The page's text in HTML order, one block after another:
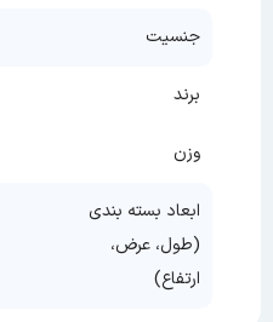
جنسیت
برند
وزن
ابعاد بسته بندی
(طول، عرض،
ارتفاع)